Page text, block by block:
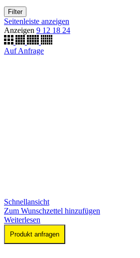
Filter
Seitenleiste anzeigen
Anzeigen 9 12 18 24
Auf Anfrage
Schnellansicht
Zum Wunschzettel hinzufügen
Weiterlesen
Produkt anfragen